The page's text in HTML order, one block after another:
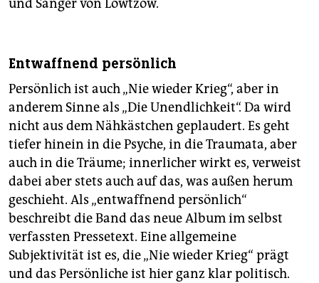
und Sänger von Lowtzow.
Entwaffnend persönlich
Persönlich ist auch „Nie wieder Krieg“, aber in
anderem Sinne als „Die Unendlichkeit“. Da wird
nicht aus dem Nähkästchen geplaudert. Es geht
tiefer hinein in die Psyche, in die Traumata, aber
auch in die Träume; innerlicher wirkt es, verweist
dabei aber stets auch auf das, was außen herum
geschieht. Als „entwaffnend persönlich“
beschreibt die Band das neue Album im selbst
verfassten Pressetext. Eine allgemeine
Subjektivität ist es, die „Nie wieder Krieg“ prägt
und das Persönliche ist hier ganz klar politisch.